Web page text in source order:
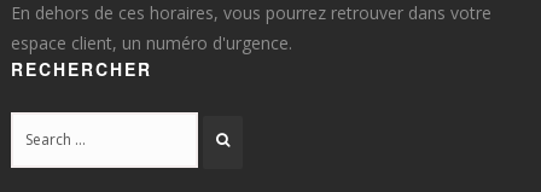
En dehors de ces horaires, vous pourrez retrouver dans votre
espace client, un numéro d'urgence.
RECHERCHER